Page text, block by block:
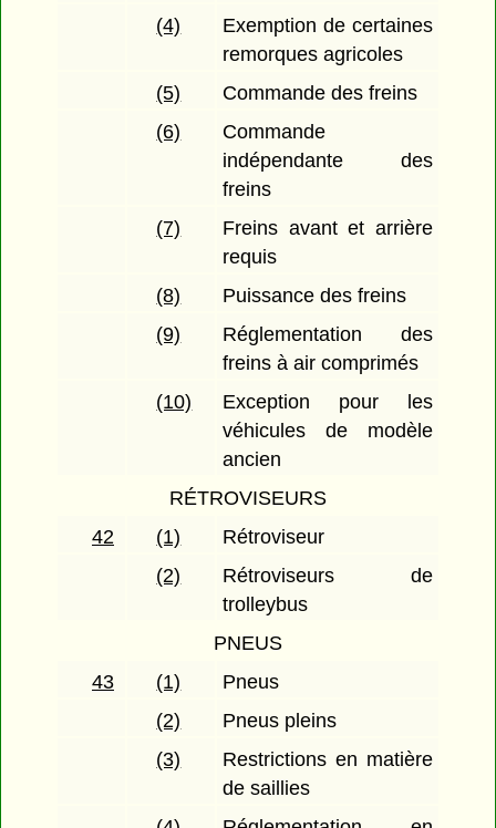
(4)
Exemption de certaines
remorques agricoles
(5)
Commande des freins
(6)
Commande
indépendante des
freins
(7)
Freins avant et arrière
requis
(8)
Puissance des freins
(9)
Réglementation des
freins à air comprimés
(10)
Exception pour les
véhicules de modèle
ancien
RÉTROVISEURS
42
(1)
Rétroviseur
(2)
Rétroviseurs de
trolleybus
PNEUS
43
(1)
Pneus
(2)
Pneus pleins
(3)
Restrictions en matière
de saillies